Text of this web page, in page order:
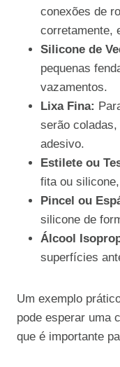
conexões de
corretamente,
Silicone de
pequenas
vazamentos.
Lixa Fina:
serão
adesivo.
Estilete ou
fita ou
Pincel ou
silicone de
Álcool
superfícies
Um exemplo
pode esperar uma
que é importante